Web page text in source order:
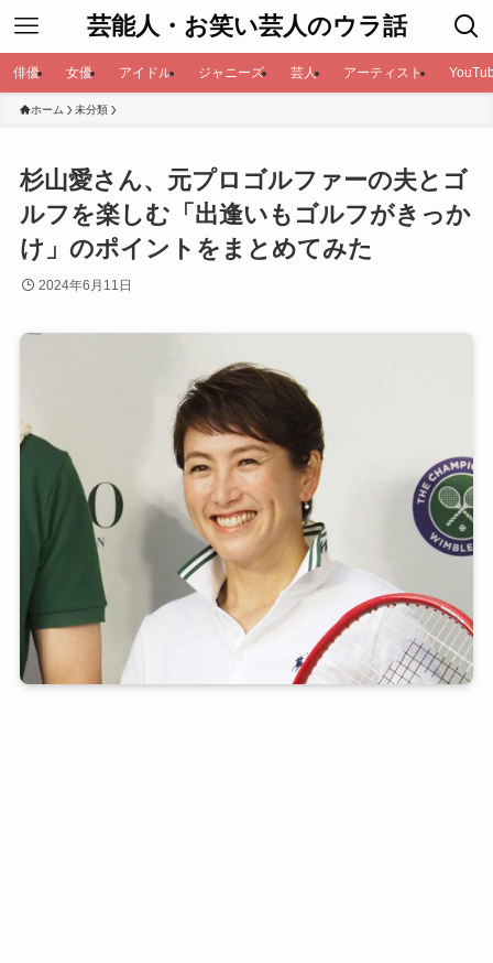
芸能人・お笑い芸人のウラ話
俳優 女優 アイドル ジャニーズ 芸人 アーティスト
ホーム 未分類
杉山愛さん、元プロゴルファーの夫とゴ
ルフを楽しむ「出逢いもゴルフがきっか
け」のポイントをまとめてみた
2024年6月11日